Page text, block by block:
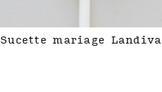
Sucette mariage Landiva